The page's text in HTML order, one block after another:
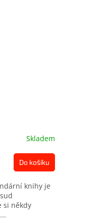
Skladem
Do košíku
knihy je
si někdy